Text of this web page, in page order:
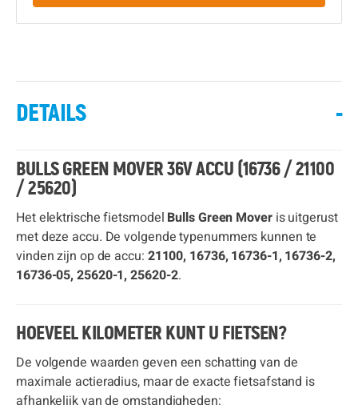
DETAILS -
BULLS GREEN MOVER 36V ACCU (16736 / 21100
/ 25620)
Het elektrische fietsmodel Bulls Green Moveris uitgerust
met deze accu. De volgende typenummers kunnen te
vinden zijn op de accu: 21100, 16736, 16736-1, 16736-2,
16736-05, 25620-1, 25620-2.
HOEVEEL KILOMETER KUNT U FIETSEN?
De volgende waarden geven een schatting van de
maximale actieradius, maar de exacte fietsafstand is
afhankelijk van de omstandigheden: